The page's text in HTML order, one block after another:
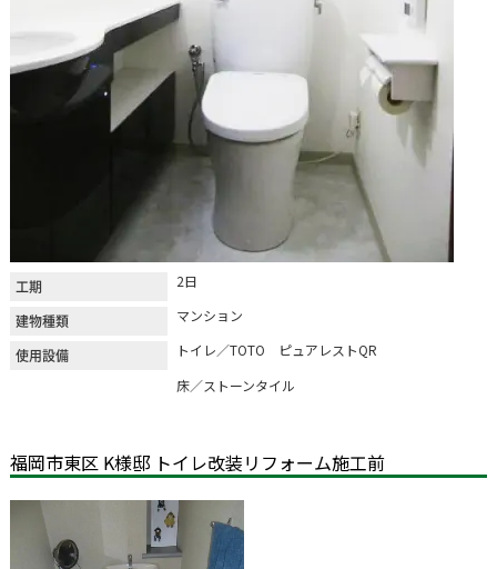
工期 2日
建物種類 マンション
使用設備
トイレ／TOTO ピュアレストQR
床／ストーンタイル
福岡市東区 K様邸 トイレ改装リフォーム施工前